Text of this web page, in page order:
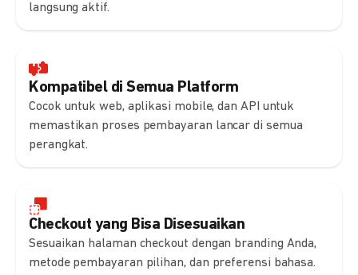
langsung aktif.
Kompatibel di Semua Platform
Cocok untuk web, aplikasi mobile, dan API untuk
memastikan proses pembayaran lancar di semua
perangkat.
Checkout yang Bisa Disesuaikan
Sesuaikan halaman checkout dengan branding Anda,
metode pembayaran pilihan, dan preferensi bahasa.